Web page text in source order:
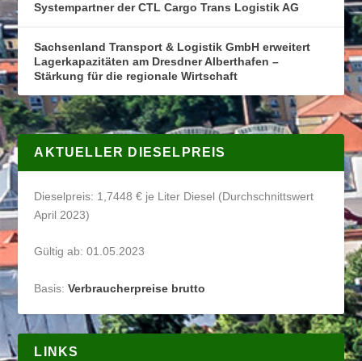
Systempartner der CTL Cargo Trans Logistik AG
Sachsenland Transport & Logistik GmbH erweitert
Lagerkapazitäten am Dresdner Alberthafen –
Stärkung für die regionale Wirtschaft
AKTUELLER DIESELPREIS
Dieselpreis: 1,7448 € je Liter Diesel (Durchschnittswert
April 2023)
Gültig ab: 01.05.2023
Basis:Verbraucherpreise brutto
LINKS